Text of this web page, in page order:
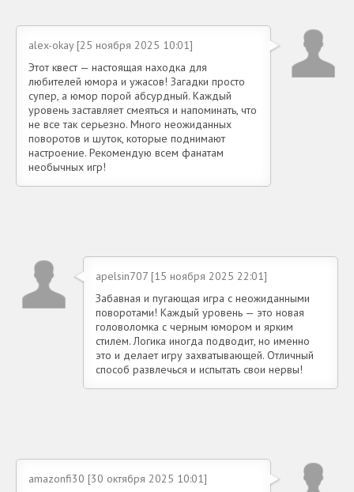
alex-okay [25 ноября 2025 10:01]
Этот квест — настоящая находка для
любителей юмора и ужасов! Загадки просто
супер, а юмор порой абсурдный. Каждый
уровень заставляет смеяться и напоминать, что
не все так серьезно. Много неожиданных
поворотов и шуток, которые поднимают
настроение. Рекомендую всем фанатам
необычных игр!
apelsin707 [15 ноября 2025 22:01]
Забавная и пугающая игра с неожиданными
поворотами! Каждый уровень — это новая
головоломка с черным юмором и ярким
стилем. Логика иногда подводит, но именно
это и делает игру захватывающей. Отличный
способ развлечься и испытать свои нервы!
amazonfi30 [30 октября 2025 10:01]